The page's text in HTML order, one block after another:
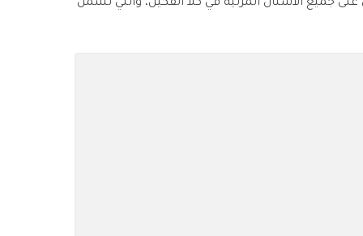
جميع الأسنان المرئية في كلا الفكين، والتي تشمل